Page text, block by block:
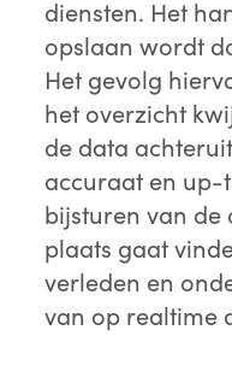
diensten. Het
opslaan wordt
Het gevolg
het overzicht
de data
accuraat en
bijsturen van de
plaats gaat
verleden en
van op realtime